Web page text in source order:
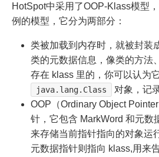
HotSpot中采用了OOP-Klass模型
例的模型，它分为两部分：
类被加载到内存时，就被封装
类的元数据信息，像类的方法
存在 klass 里的，你可以认为
java.lang.Class
对象，记
OOP（Ordinary Object
针，它包含 MarkWord 和元数
来存储当前指针指向的对象运
元数据指针则指向 klass,用来